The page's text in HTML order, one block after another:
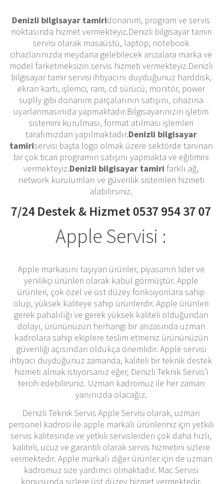
Denizli bilgisayar tamiridonanım, program ve servis
noktasında hizmet vermekteyiz.Denizli bilgisayar tamiri
servisi olarak masaüstü, laptop, notebook
cihazlarınızda meydana gelebilecek arızalara marka ve
model farketmeksizin servis hizmeti vermekteyiz.Denizli
bilgisayar tamir servisi ihtiyacını duyduğunuz harddisk,
ekran kartı, işlemci, ram, cd sürücü, monitör, power
suplly gibi donanım parçalarının satışını, cihazına
uyarlanmasınıda yapmaktadır.Bilgisayarınızın işletim
sistemini kurulması, format atılması işlemleri
tarafımızdan yapılmaktadır.Denizli bilgisayar
tamiriservisi başta logo olmak üzere sektörde tanınan
bir çok ticari programın satışını yapmakta ve eğitimini
vermekteyiz.Denizli bilgisayar tamiri farklı ağ,
network kurulumları ve güvenlik sistemleri hizmeti
alabilirsiniz.
7/24 Destek & Hizmet 0537 954 37 07
Apple Servisi :
Apple markasını taşıyan ürünler, piyasanın lider ve
yenilikçi ürünleri olarak kabul görmüştür. Apple
ürünleri, çok özel ve üst düzey fonksiyonlara sahip
olup, yüksek kaliteye sahip ürünlerdir. Apple ürünleri
gerek pahalılığı ve gerek yüksek kaliteli olduğundan
dolayı, ürününüzün herhangi bir arızasında uzman
kadrolara sahip ekiplere teslim etmeniz ürününüzün
güvenliği açısından oldukça önemlidir. Apple servisi
ihtiyacı duyduğunuz zamanda, kaliteli bir teknik destek
hizmeti almak istiyorsanız eğer, Denizli Teknik Servis’i
tercih edebilirsiniz. Uzman kadromuz ile her zaman
yanınızda olacağız.
Denizli Teknik Servis Apple Servisi olarak, uzman
personel kadrosi ile apple markalı ürünleriniz için yetkili
servis kalitesinde ve yetkili servislerden çok daha hızlı,
kaliteli, ucuz ve garantili olarak servis hizmetini sizlere
vermektedir. Apple markalı diğer ürünler için de uzman
kadromuz size yardımcı olmaktadır. Mac Servisi
konusunda sizlere üst düzey hizmet vermektedir.